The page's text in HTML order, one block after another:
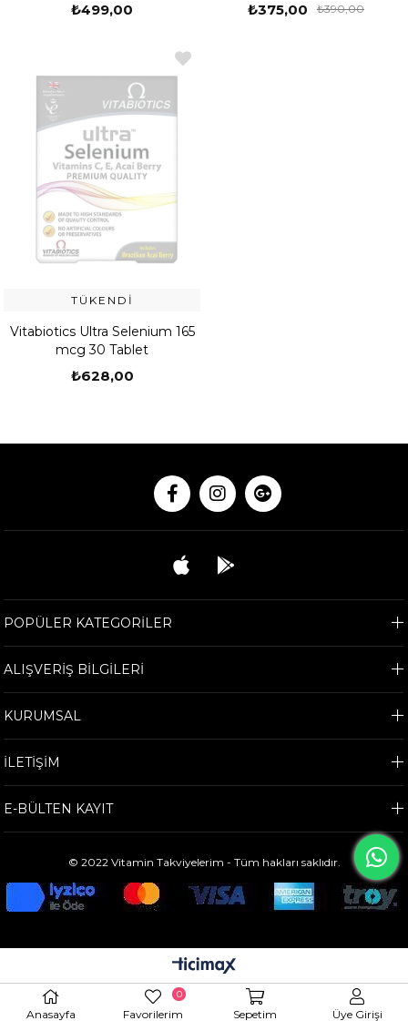
₺499,00 ₺375,00 ₺390,00
TÜKENDI
Vitabiotics Ultra Selenium 165
mcg 30 Tablet
₺628,00
POPÜLER KATEGORİLER
ALIŞVERİŞ BİLGİLERİ
KURUMSAL
İLETİŞİM
E-BÜLTEN KAYIT
© 2022 Vitamin Takviyelerim - Tüm hakları saklıdır.
Anasayfa Favorilerim
0
Sepetim Üye Girişi